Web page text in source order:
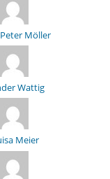
Möller
Wattig
Meier